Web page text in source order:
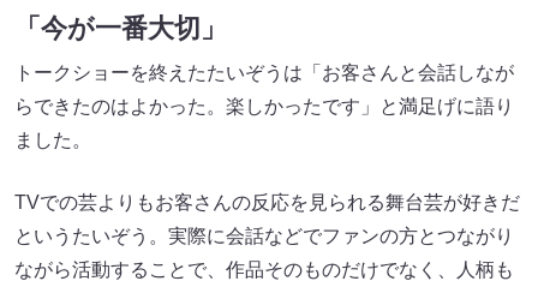
「今が一番大切」
トークショーを終えたたいぞうは「お客さんと会話しなが
らできたのはよかった。楽しかったです」と満足げに語り
ました。
TVでの芸よりもお客さんの反応を見られる舞台芸が好きだ
というたいぞう。実際に会話などでファンの方とつながり
ながら活動することで、作品そのものだけでなく、人柄も